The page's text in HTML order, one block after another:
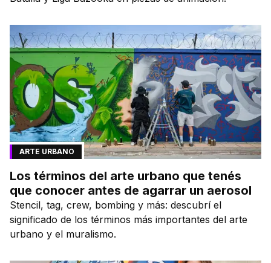
ARTE URBANO
Los términos del arte urbano que tenés
que conocer antes de agarrar un aerosol
Stencil, tag, crew, bombing y más: descubrí el
significado de los términos más importantes del arte
urbano y el muralismo.